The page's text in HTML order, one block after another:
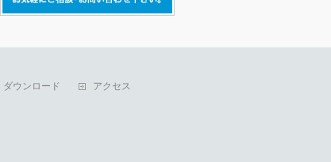
ダウンロード
アクセス